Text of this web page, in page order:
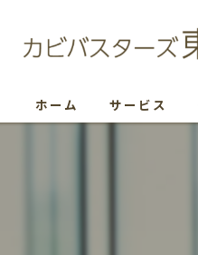
ホーム サービス